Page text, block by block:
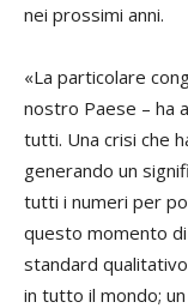
nei prossimi anni.
«La particolare
nostro Paese – ha
tutti. Una crisi che
generando un
tutti i numeri per
questo momento
standard
in tutto il mondo;